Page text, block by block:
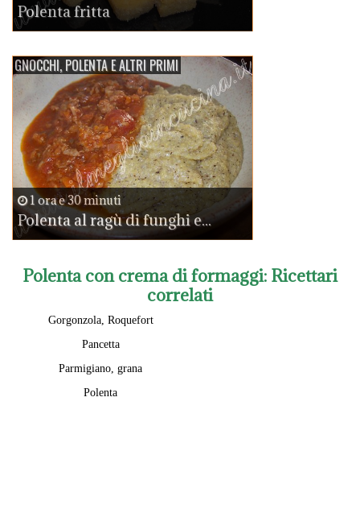
Polenta fritta
GNOCCHI, POLENTA E ALTRI PRIMI
1 ora e 30 minuti
Polenta al ragù di funghi e...
Polenta con crema di formaggi: Ricettari
correlati
Gorgonzola, Roquefort
Pancetta
Parmigiano, grana
Polenta